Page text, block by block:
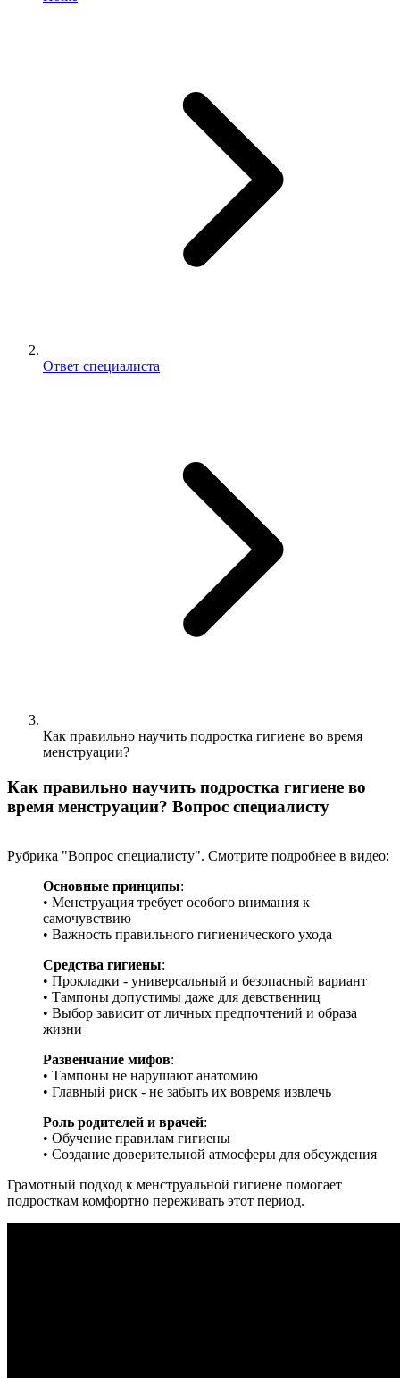
Ответ специалиста
Как правильно научить подростка гигиене во время
менструации?
Как правильно научить подростка гигиене во
время менструации? Вопрос специалисту
Рубрика "Вопрос специалисту". Смотрите подробнее в видео:
Основные принципы:
• Менструация требует особого внимания к
самочувствию
• Важность правильного гигиенического ухода
Средства гигиены:
• Прокладки - универсальный и безопасный вариант
• Тампоны допустимы даже для девственниц
• Выбор зависит от личных предпочтений и образа
жизни
Развенчание мифов:
• Тампоны не нарушают анатомию
• Главный риск - не забыть их вовремя извлечь
Роль родителей и врачей:
• Обучение правилам гигиены
• Создание доверительной атмосферы для обсуждения
Грамотный подход к менструальной гигиене помогает
подросткам комфортно переживать этот период.